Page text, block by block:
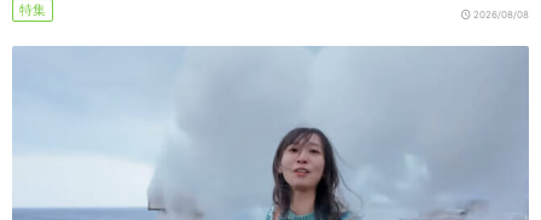
特集 2026/08/08